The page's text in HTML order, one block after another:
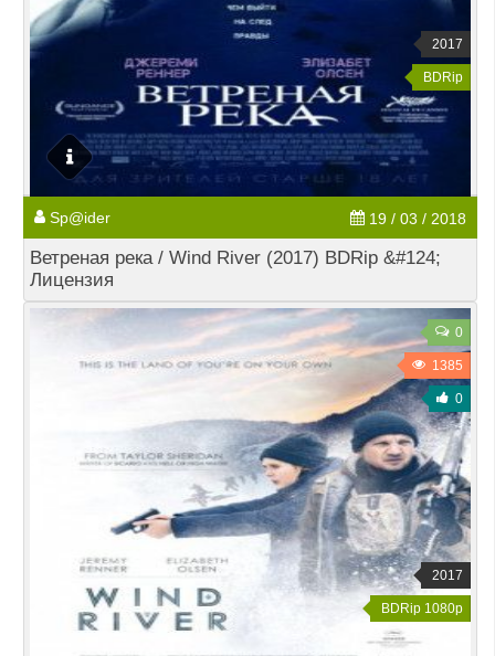
2017
BDRip
Sp@ider 19 / 03 / 2018
Ветреная река / Wind River (2017) BDRip &#124;
Лицензия
0
1385
0
2017
BDRip 1080p